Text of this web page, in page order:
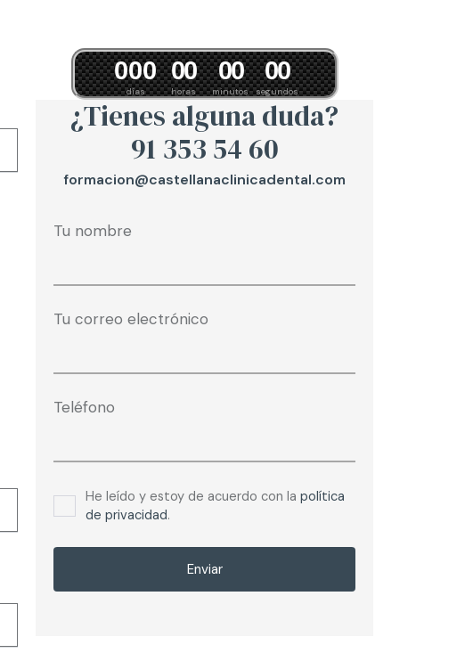
días
000
horas
00
minutos
00
segundos
00
¿Tienes alguna duda?
91 353 54 60
formacion@castellanaclinicadental.com
Tu nombre
Tu correo electrónico
Teléfono
He leído y estoy de acuerdo con lapolítica
de privacidad.